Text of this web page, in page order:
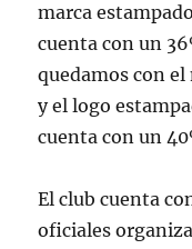
marca
cuenta con un
quedamos con
y el logo
cuenta con un
El club cuenta
oficiales